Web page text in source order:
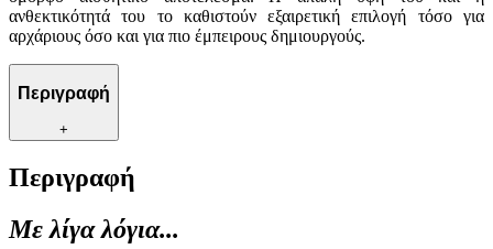
ανθεκτικότητά του το καθιστούν εξαιρετική επιλογή τόσο για
αρχάριους όσο και για πιο έμπειρους δημιουργούς.
Περιγραφή
+
Περιγραφή
Με λίγα λόγια...